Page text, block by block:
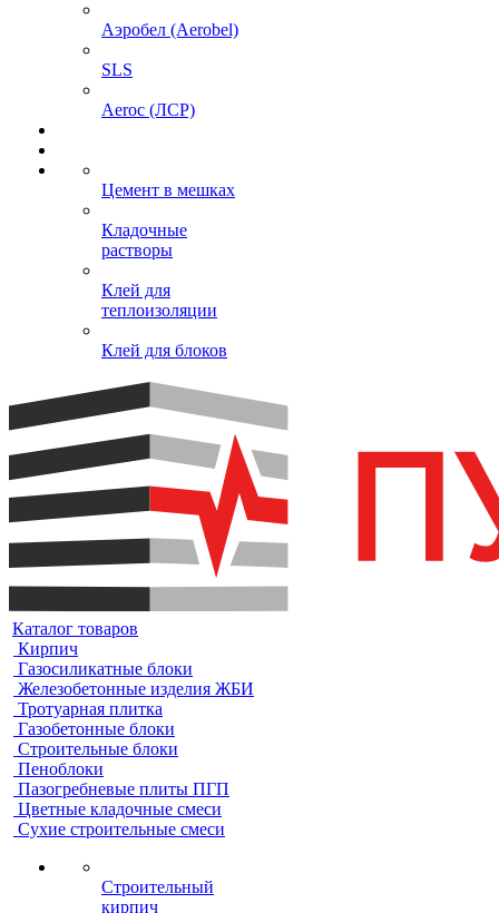
Аэробел (Aerobel)
SLS
Aeroc (ЛСР)
Цемент в мешках
Кладочные
растворы
Клей для
теплоизоляции
Клей для блоков
Каталог товаров
Кирпич
Газосиликатные блоки
Железобетонные изделия ЖБИ
Тротуарная плитка
Газобетонные блоки
Строительные блоки
Пеноблоки
Пазогребневые плиты ПГП
Цветные кладочные смеси
Сухие строительные смеси
Строительный
кирпич